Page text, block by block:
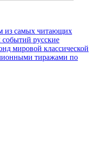
из самых читающих
русские
мировой классической
тиражами по